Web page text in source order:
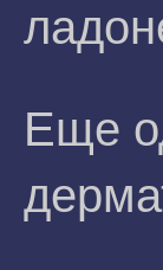
Еще